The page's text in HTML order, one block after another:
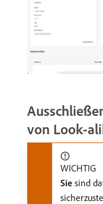
von Look-
WICHTIG
Sie sind